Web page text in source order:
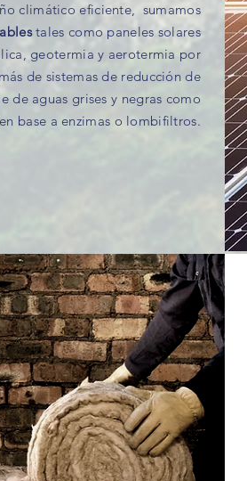
climático eficiente, sumamos
tales como paneles solares
geotermia y aerotermia por
de sistemas de reducción de
de aguas grises y negras como
base a enzimas o lombifiltros.